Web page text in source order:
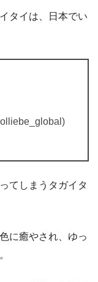
タイは、日本でい
てしまうタガイタ
に癒やされ、ゆっ